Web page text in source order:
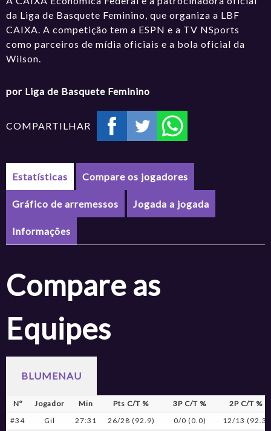
da Liga de Basquete Feminino, que organiza a LBF
CAIXA. A competição tem a ESPN e a TV NSports
como parceiros de mídia oficiais e a bola oficial da
Wilson.
por Liga de Basquete Feminino
COMPARTILHAR
Estatísticas Compare os jogadores
Gráfico de arremessos Jogada a jogada
Informações
Compare as
Equipes
BLUMENAU
Nº Jogador Min Pts C/T % 3P C/T %
2P C/T %
#34
Gil 27:31 26/28 (92.9) 0/0 (0.0)
12/13 (92.3)